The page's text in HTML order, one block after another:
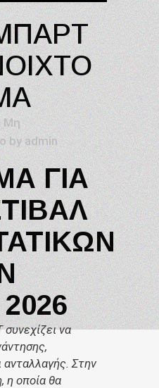
Μη
by admin
ΓΙΑ
να
ανταλλαγής. Στην
η οποία θα